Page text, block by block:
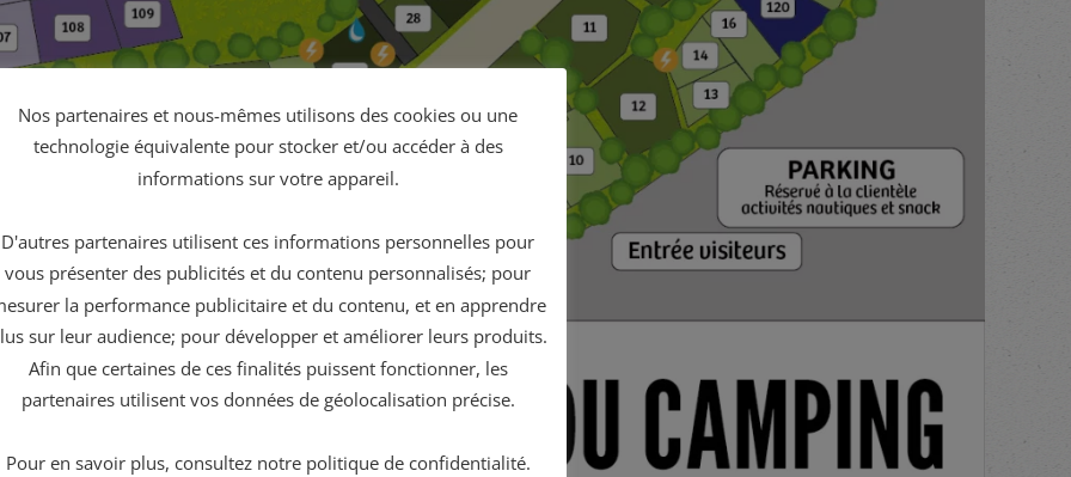
Nos partenaires et nous-mêmes utilisons des cookies ou une
technologie équivalente pour stocker et/ou accéder à des
informations sur votre appareil.
D'autres partenaires utilisent ces informations personnelles pour
vous présenter des publicités et du contenu personnalisés; pour
la performance publicitaire et du contenu, et en apprendre
sur leur audience; pour développer et améliorer leurs produits.
Afin que certaines de ces finalités puissent fonctionner, les
partenaires utilisent vos données de géolocalisation précise.
Pour en savoir plus, consultez notre politique de confidentialité.